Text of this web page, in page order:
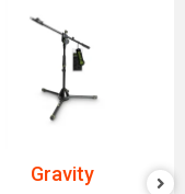
Gravity